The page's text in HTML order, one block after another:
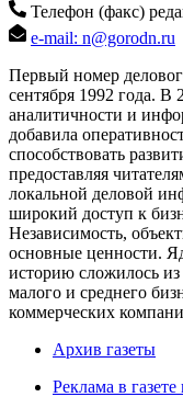
Телефон (факс)
e-mail: n@gorodn.ru
Первый номер
сентября 1992 года. В
аналитичности и
добавила
способствовать
предоставляя
локальной деловой
широкий доступ к
Независимость,
основные ценности.
историю сложилось из
малого и среднего
коммерческих
Архив газеты
Реклама в газете